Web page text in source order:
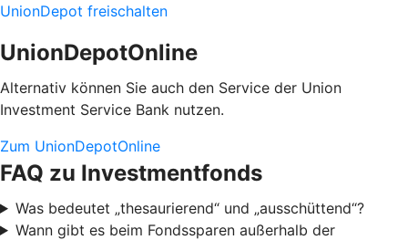
UnionDepot freischalten
UnionDepotOnline
Alternativ können Sie auch den Service der Union
Investment Service Bank nutzen.
Zum UnionDepotOnline
FAQ zu Investmentfonds
Was bedeutet „thesaurierend“ und „ausschüttend“?
Wann gibt es beim Fondssparen außerhalb der